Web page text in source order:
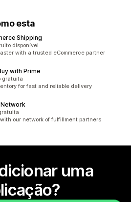
esta
Shipping
disponível
with a trusted eCommerce partner
with Prime
gratuita
for fast and reliable delivery
our network of fulfillment partners
uma